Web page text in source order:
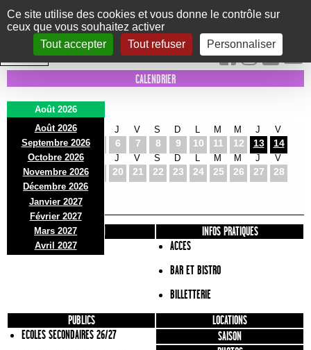
Panneau de gestion des cookies
Ce site utilise des cookies et vous donne le contrôle sur
ceux que vous souhaitez activer
Tout accepter
Tout refuser Personnaliser
Le Marni
CONCERTS DANSE/CIRQUE THÉÂTRE KIDS EXPOS EVENTS
INTRA MUROS
CALENDRIER
Août 2026
Août 2026
Septembre 2026
Octobre 2026
Novembre 2026
Décembre 2026
Janvier 2027
Février 2027
Mars 2027
Avril 2027
D
2
L
3
M
4
J
6
V
7
S
8
D
9 10
M
11
M
12
J
13
V
14
D
16
L
17
M
18
J
20
V
21
S
22
D
23 24
M
25
M
26
J
27
V
28
D
30
L
31
PRÉSENTATION
INFOS PRATIQUES
ACCES
BAR ET BISTRO
BILLETTERIE
PUBLICS
ECOLES SECONDAIRES 26/27
LOCATIONS
SAISON